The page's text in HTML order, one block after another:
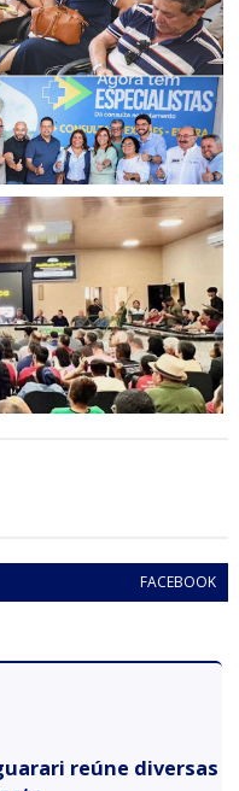
a marca de 80 mil
prefeitos e apresenta
Dom Antônio
FACEBOOK
reúne diversas